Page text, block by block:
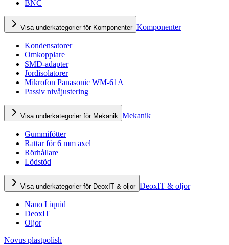
BNC
Visa underkategorier för Komponenter Komponenter
Kondensatorer
Omkopplare
SMD-adapter
Jordisolatorer
Mikrofon Panasonic WM-61A
Passiv nivåjustering
Visa underkategorier för Mekanik Mekanik
Gummifötter
Rattar för 6 mm axel
Rörhållare
Lödstöd
Visa underkategorier för DeoxIT & oljor DeoxIT & oljor
Nano Liquid
DeoxIT
Oljor
Novus plastpolish